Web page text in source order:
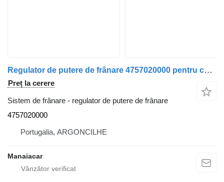
Regulator de putere de frânare 4757020000 pentru camion DAF 65 CF | 98 - 00
Preț la cerere
Sistem de frânare - regulator de putere de frânare
4757020000
Portugalia, ARGONCILHE
Manaiacar